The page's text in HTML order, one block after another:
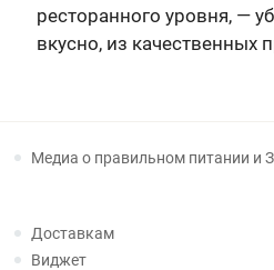
ресторанного уровня, —
вкусно, из качественных
Медиа о правильном питании и
Доставкам
Виджет